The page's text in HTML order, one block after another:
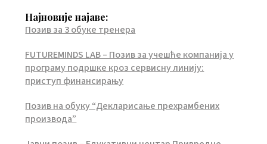
Најновије најаве:
Позив за 3 обуке тренера
FUTUREMINDS LAB – Позив за учешће компанија у
програму подршке кроз сервисну линију:
приступ финансирању
Позив на обуку “Декларисање прехрамбених
производа”